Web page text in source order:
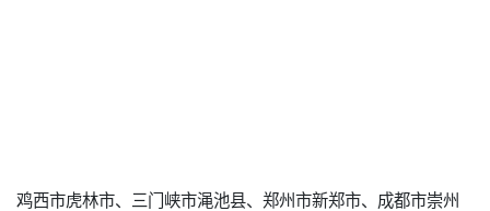
鸡西市虎林市、三门峡市渑池县、郑州市新郑市、成都市崇州